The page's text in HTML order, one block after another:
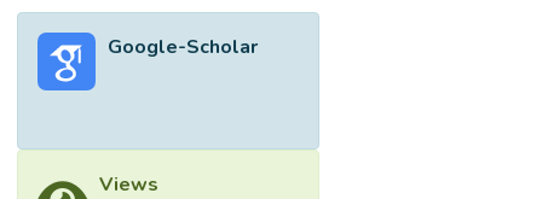
Google-Scholar
Views